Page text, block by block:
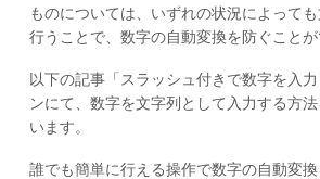
ものについては、いずれの状況によって
行うことで、数字の自動変換を防ぐことが
以下の記事「スラッシュ付きで数字を入
ンにて、数字を文字列として入力する方
います。
誰でも簡単に行える操作で数字の自動変